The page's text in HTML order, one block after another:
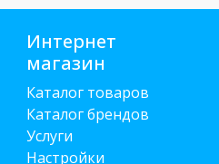
Интернет
магазин
Каталог товаров
Каталог брендов
Услуги
Настройки